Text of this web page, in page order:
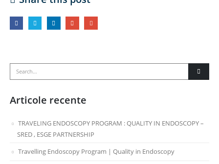
Articole recente
TRAVELING ENDOSCOPY PROGRAM : QUALITY IN ENDOSCOPY –
SRED , ESGE PARTNERSHIP
Travelling Endoscopy Program | Quality in Endoscopy